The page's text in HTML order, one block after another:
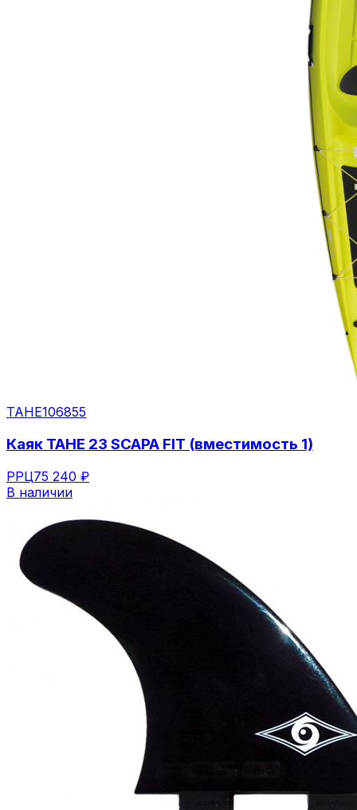
TAHE106855
Каяк TAHE 23 SCAPA FIT (вместимость 1)
РРЦ75 240 ₽
В наличии